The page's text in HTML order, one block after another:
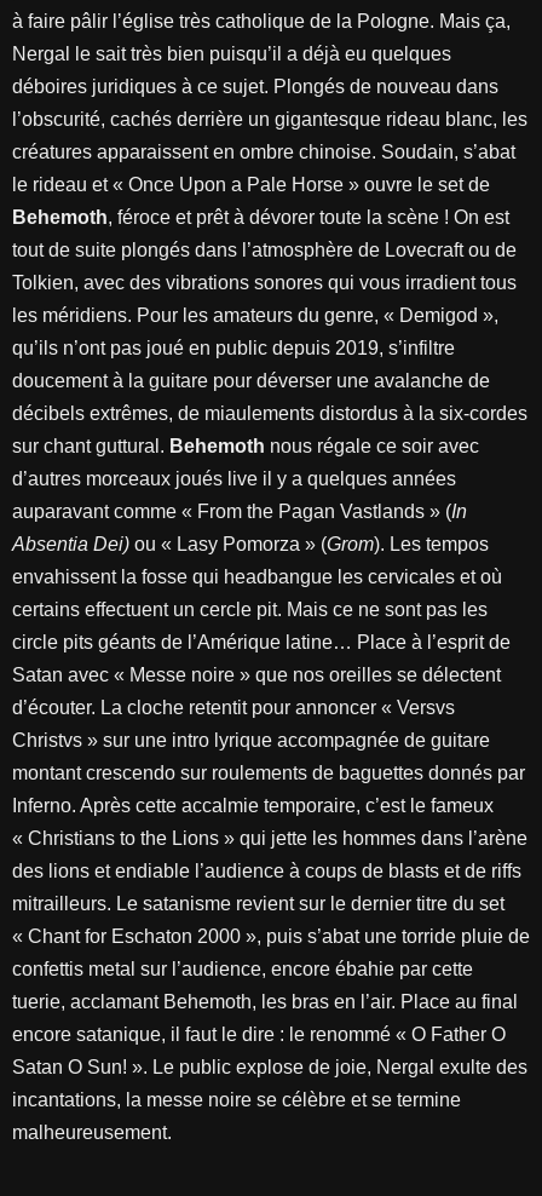
à faire pâlir l’église très catholique de la Pologne. Mais ça,
Nergal le sait très bien puisqu’il a déjà eu quelques
déboires juridiques à ce sujet. Plongés de nouveau dans
l’obscurité, cachés derrière un gigantesque rideau blanc, les
créatures apparaissent en ombre chinoise. Soudain, s’abat
le rideau et « Once Upon a Pale Horse » ouvre le set de
Behemoth, féroce et prêt à dévorer toute la scène ! On est
tout de suite plongés dans l’atmosphère de Lovecraft ou de
Tolkien, avec des vibrations sonores qui vous irradient tous
les méridiens. Pour les amateurs du genre, « Demigod »,
qu’ils n’ont pas joué en public depuis 2019, s’infiltre
doucement à la guitare pour déverser une avalanche de
décibels extrêmes, de miaulements distordus à la six-cordes
sur chant guttural. Behemoth nous régale ce soir avec
d’autres morceaux joués live il y a quelques années
auparavant comme « From the Pagan Vastlands » (In
Absentia Dei) ou « Lasy Pomorza » (Grom). Les tempos
envahissent la fosse qui headbangue les cervicales et où
certains effectuent un cercle pit. Mais ce ne sont pas les
circle pits géants de l’Amérique latine… Place à l’esprit de
Satan avec « Messe noire » que nos oreilles se délectent
d’écouter. La cloche retentit pour annoncer « Versvs
Christvs » sur une intro lyrique accompagnée de guitare
montant crescendo sur roulements de baguettes donnés par
Inferno. Après cette accalmie temporaire, c’est le fameux
« Christians to the Lions » qui jette les hommes dans l’arène
des lions et endiable l’audience à coups de blasts et de riffs
mitrailleurs. Le satanisme revient sur le dernier titre du set
« Chant for Eschaton 2000 », puis s’abat une torride pluie de
confettis metal sur l’audience, encore ébahie par cette
tuerie, acclamant Behemoth, les bras en l’air. Place au final
encore satanique, il faut le dire : le renommé « O Father O
Satan O Sun! ». Le public explose de joie, Nergal exulte des
incantations, la messe noire se célèbre et se termine
malheureusement.